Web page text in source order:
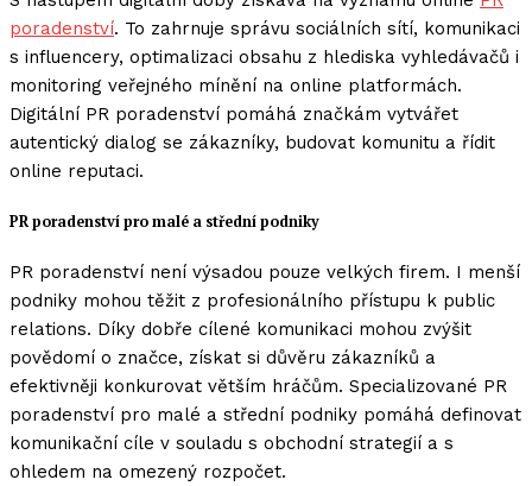
poradenství. To zahrnuje správu sociálních sítí, komunikaci
s influencery, optimalizaci obsahu z hlediska vyhledávačů i
monitoring veřejného mínění na online platformách.
Digitální PR poradenství pomáhá značkám vytvářet
autentický dialog se zákazníky, budovat komunitu a řídit
online reputaci.
PR poradenství pro malé a střední podniky
PR poradenství není výsadou pouze velkých firem. I menší
podniky mohou těžit z profesionálního přístupu k public
relations. Díky dobře cílené komunikaci mohou zvýšit
povědomí o značce, získat si důvěru zákazníků a
efektivněji konkurovat větším hráčům. Specializované PR
poradenství pro malé a střední podniky pomáhá definovat
komunikační cíle v souladu s obchodní strategií a s
ohledem na omezený rozpočet.